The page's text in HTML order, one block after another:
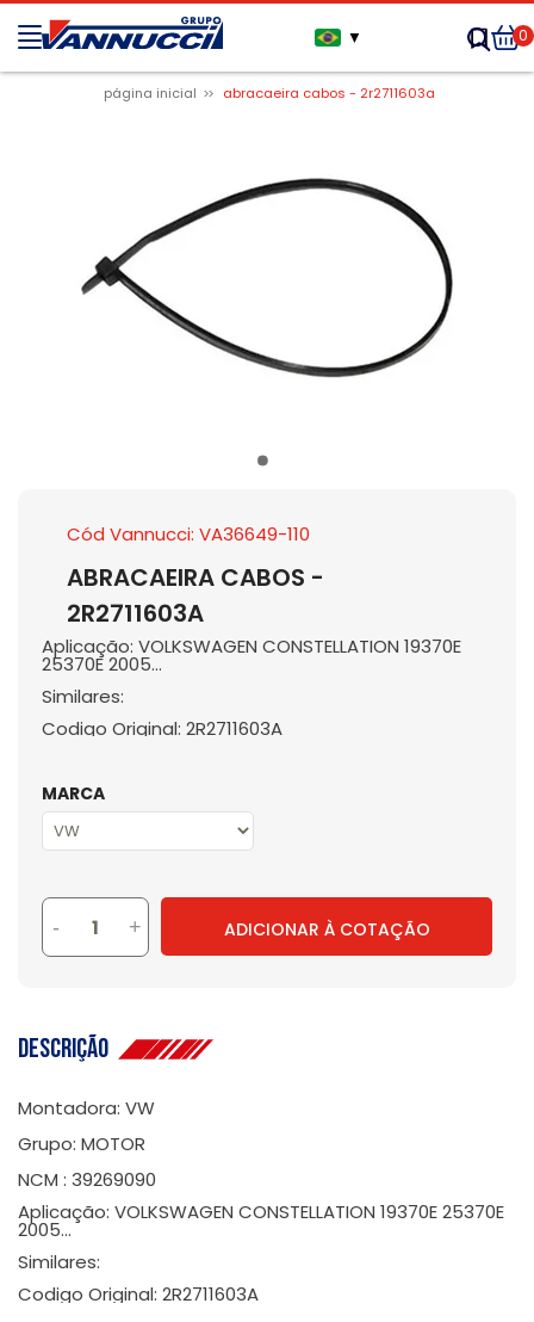
▼ 0
página inicial abracaeira cabos - 2r2711603a
Cód Vannucci: VA36649-110
ABRACAEIRA CABOS -
2R2711603A
Aplicação: VOLKSWAGEN CONSTELLATION 19370E
25370E 2005...
Similares:
Codigo Original: 2R2711603A
MARCA
- + ADICIONAR À COTAÇÃO
Descrição
Montadora: VW
Grupo: MOTOR
NCM : 39269090
Aplicação: VOLKSWAGEN CONSTELLATION 19370E 25370E
2005...
Similares:
Codigo Original: 2R2711603A